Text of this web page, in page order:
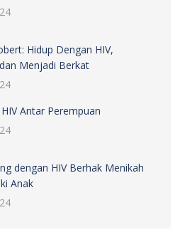
Hidup Dengan HIV,
Menjadi Berkat
Antar Perempuan
dengan HIV Berhak Menikah
Anak